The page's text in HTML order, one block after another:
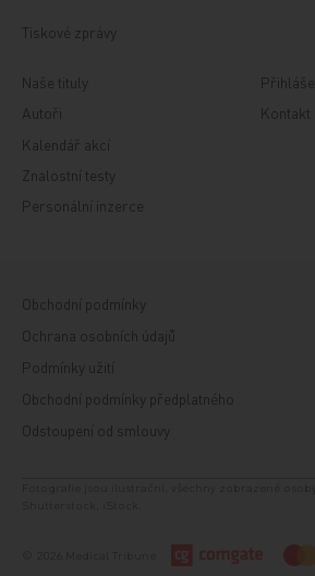
Tiskové zprávy
Naše tituly
Autoři
Kalendář akcí
Znalostní testy
Personální inzerce
Kontakt
Obchodní podmínky
Ochrana osobních údajů
Podmínky užití
Obchodní podmínky předplatného
Odstoupení od smlouvy